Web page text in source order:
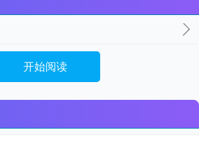
开始阅读